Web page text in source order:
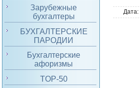
Зарубежные
бухгалтеры
БУХГАЛТЕРСКИЕ
ПАРОДИИ
Бухгалтерские
афоризмы
TOP-50
Дата: